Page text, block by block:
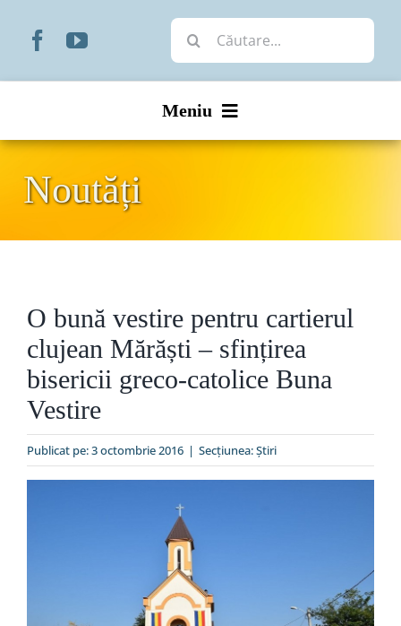
Cautare...
Meniu
Organizare
Liturgic
Special
Noutăți
O bună vestire pentru cartierul
clujean Mărăști – sfințirea
bisericii greco-catolice Buna
Vestire
Publicat pe: 3 octombrie 2016 | Secțiunea:Ştiri